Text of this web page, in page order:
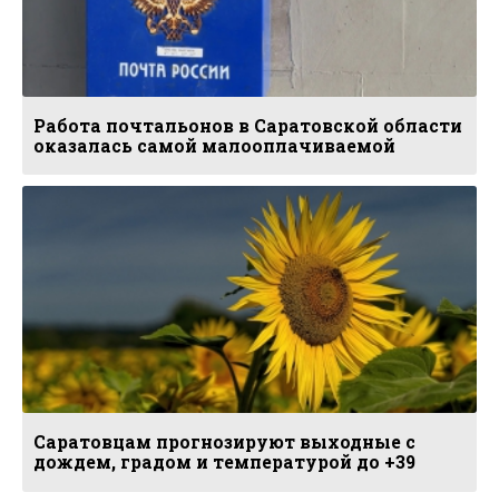
Работа почтальонов в Саратовской области
оказалась самой малооплачиваемой
Саратовцам прогнозируют выходные с
дождем, градом и температурой до +39